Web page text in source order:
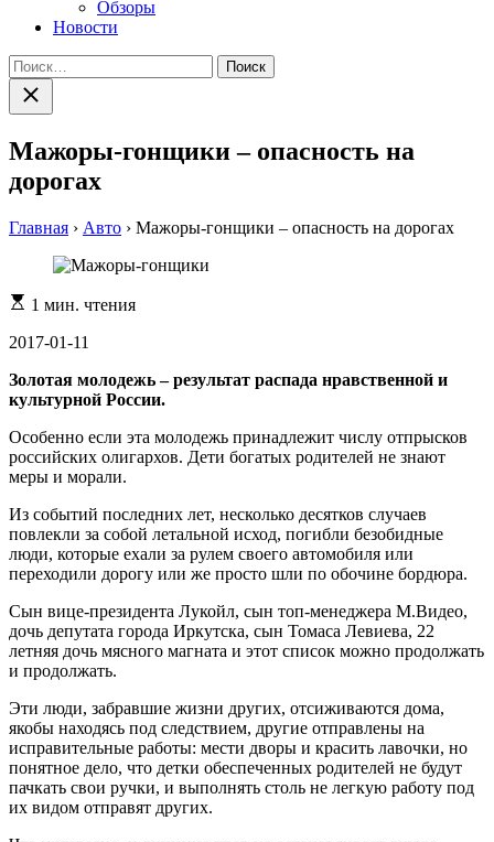
Обзоры
Новости
Найти:
Закрыть
поиск
Мажоры-гонщики – опасность на
дорогах
Главная › Авто › Мажоры-гонщики – опасность на дорогах
Расчетное
чтения
1 мин. чтения
2017-01-11
Золотая молодежь – результат распада нравственной и
культурной России.
Особенно если эта молодежь принадлежит числу отпрысков
российских олигархов. Дети богатых родителей не знают
меры и морали.
Из событий последних лет, несколько десятков случаев
повлекли за собой летальной исход, погибли безобидные
люди, которые ехали за рулем своего автомобиля или
переходили дорогу или же просто шли по обочине бордюра.
Сын вице-президента Лукойл, сын топ-менеджера М.Видео,
дочь депутата города Иркутска, сын Томаса Левиева, 22
летняя дочь мясного магната и этот список можно продолжать
и продолжать.
Эти люди, забравшие жизни других, отсиживаются дома,
якобы находясь под следствием, другие отправлены на
исправительные работы: мести дворы и красить лавочки, но
понятное дело, что детки обеспеченных родителей не будут
пачкать свои ручки, и выполнять столь не легкую работу под
их видом отправят других.